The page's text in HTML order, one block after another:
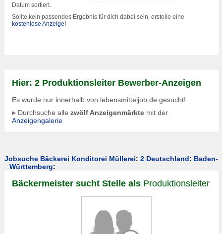
Datum sortiert.
Sollte kein passendes Ergebnis für dich dabei sein, erstelle eine
kostenlose Anzeige!
Hier: 2 Produktionsleiter Bewerber-Anzeigen
Es wurde nur innerhalb von lebensmitteljob.de gesucht!
Durchsuche alle zwölf Anzeigenmärkte mit der
Anzeigengalerie
Jobsuche Bäckerei Konditorei Müllerei: 2 Deutschland: Baden-
Württemberg:
Bäckermeister sucht Stelle als Produktionsleiter